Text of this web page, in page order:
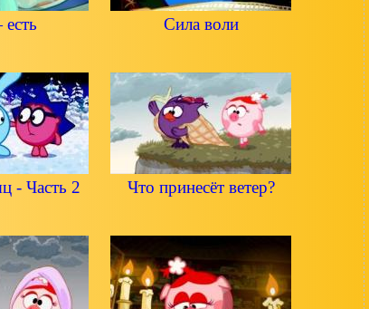
Сила воли
- Часть 2 Что принесёт ветер?